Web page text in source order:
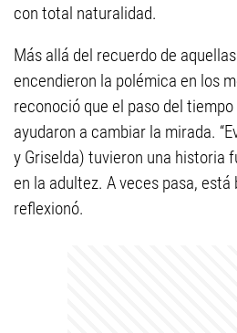
con total naturalidad.
Más allá del recuerdo de
encendieron la polémica en los
reconoció que el paso del
ayudaron a cambiar la mirada.
y Griselda) tuvieron una historia
en la adultez. A veces pasa, está
reflexionó.